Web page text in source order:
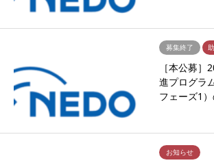
募集終了
［本公募］
進プログラ
フェーズ1
お知らせ